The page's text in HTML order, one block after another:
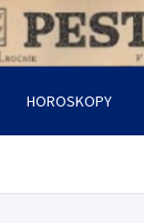
HOROSKOPY